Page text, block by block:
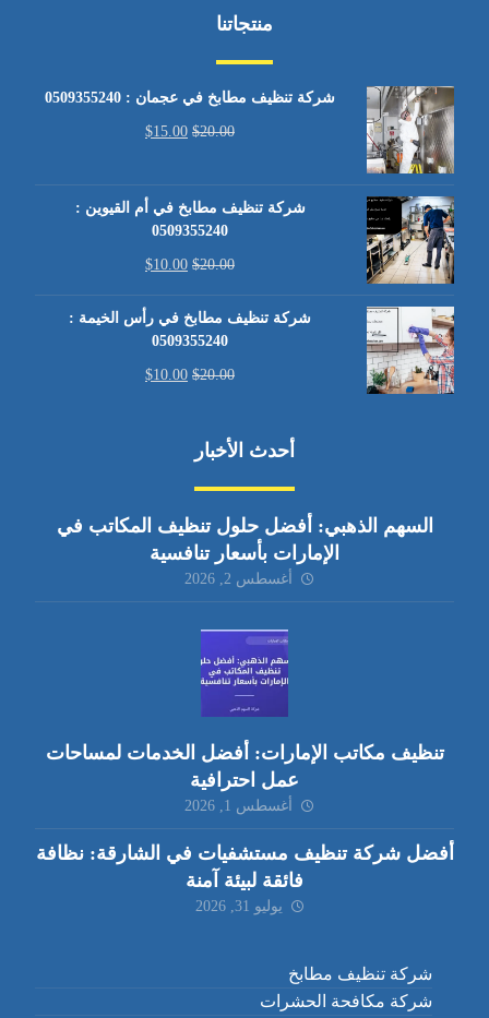
منتجاتنا
شركة تنظيف مطابخ في عجمان : 0509355240
$20.00
$15.00
شركة تنظيف مطابخ في أم القيوين :
0509355240
$20.00
$10.00
شركة تنظيف مطابخ في رأس الخيمة :
0509355240
$20.00
$10.00
أحدث الأخبار
السهم الذهبي: أفضل حلول تنظيف المكاتب في
الإمارات بأسعار تنافسية
أغسطس 2, 2026
تنظيف مكاتب الإمارات: أفضل الخدمات لمساحات
عمل احترافية
أغسطس 1, 2026
أفضل شركة تنظيف مستشفيات في الشارقة: نظافة
فائقة لبيئة آمنة
يوليو 31, 2026
شركة تنظيف مطابخ
شركة مكافحة الحشرات